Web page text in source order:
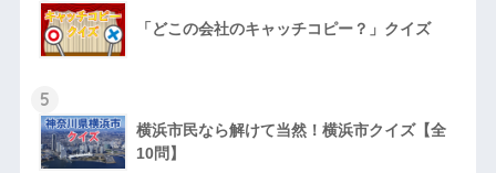
「どこの会社のキャッチコピー？」クイズ
5
横浜市民なら解けて当然！横浜市クイズ【全
10問】